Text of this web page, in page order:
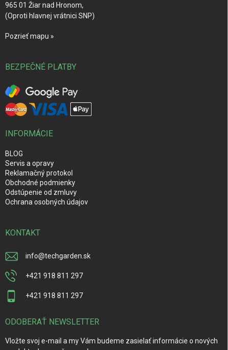
965 01 Žiar nad Hronom,
(Oproti hlavnej vrátnici SNP)
Pozrieť mapu »
BEZPEČNÉ PLATBY
INFORMÁCIE
BLOG
Servis a opravy
Reklamačný protokol
Obchodné podmienky
Odstúpenie od zmluvy
Ochrana osobných údajov
KONTAKT
info@techgarden.sk
+421 918 811 297
+421 918 811 297
ODOBERAŤ NEWSLETTER
Vložte svoj e-mail a my Vám budeme zasielať informácie o nových